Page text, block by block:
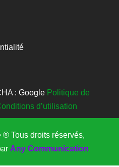
: Google Politique de
d’utilisation
Tous droits réservés,
Any Communication